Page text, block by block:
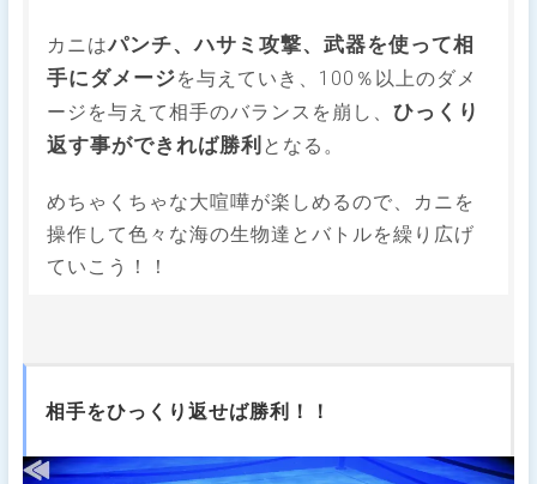
カニはパンチ、ハサミ攻撃、武器を使って相
手にダメージを与えていき、100％以上のダメ
ージを与えて相手のバランスを崩し、ひっくり
返す事ができれば勝利 となる。
めちゃくちゃな大喧嘩が楽しめるので、カニを
操作して色々な海の生物達とバトルを繰り広げ
ていこう！！
相手をひっくり返せば勝利！！